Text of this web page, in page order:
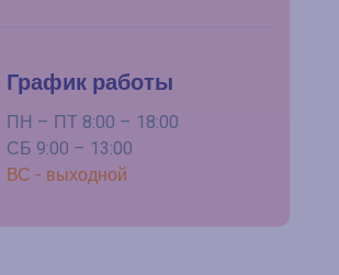
График работы
ПН – ПТ 8:00 – 18:00
СБ 9:00 – 13:00
ВС - выходной